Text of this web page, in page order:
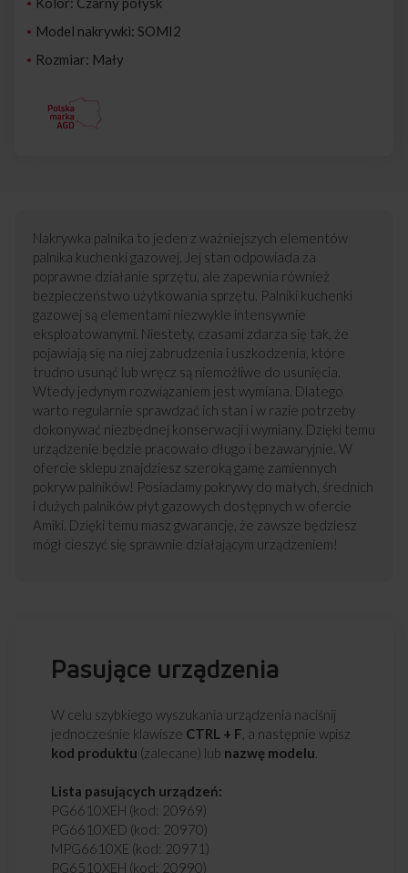
Model nakrywki: SOMI2
Rozmiar: Mały
Nakrywka palnika to jeden z ważniejszych elementów
palnika kuchenki gazowej. Jej stan odpowiada za
poprawne działanie sprzętu, ale zapewnia również
bezpieczeństwo użytkowania sprzętu. Palniki kuchenki
gazowej są elementami niezwykle intensywnie
eksploatowanymi. Niestety, czasami zdarza się tak, że
pojawiają się na niej zabrudzenia i uszkodzenia, które
trudno usunąć lub wręcz są niemożliwe do usunięcia.
Wtedy jedynym rozwiązaniem jest wymiana. Dlatego
warto regularnie sprawdzać ich stan i w razie potrzeby
dokonywać niezbędnej konserwacji i wymiany. Dzięki temu
urządzenie będzie pracowało długo i bezawaryjnie. W
ofercie sklepu znajdziesz szeroką gamę zamiennych
pokryw palników! Posiadamy pokrywy do małych, średnich
i dużych palników płyt gazowych dostępnych w ofercie
Amiki. Dzięki temu masz gwarancję, że zawsze będziesz
mógł cieszyć się sprawnie działającym urządzeniem!
Pasujące urządzenia
W celu szybkiego wyszukania urządzenia naciśnij
jednocześnie klawisze CTRL + F , a następnie wpisz
kod produktu (zalecane) lub nazwę modelu
Lista pasujących urządzeń:
PG6610XEH (kod: 20969)
PG6610XED (kod: 20970)
MPG6610XE (kod: 20971)
PG6510XEH (kod: 20990)